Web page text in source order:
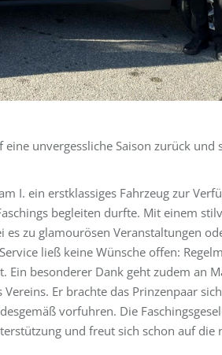
unvergessliche Saison zurück und
I. ein erstklassiges Fahrzeug zur
begleiten durfte. Mit einem
es zu glamourösen Veranstaltungen
ließ keine Wünsche offen:
Ein besonderer Dank geht zudem an
Er brachte das Prinzenpaar
vorfuhren. Die
und freut sich schon auf die